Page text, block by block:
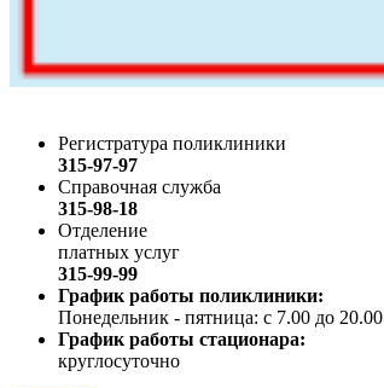
Регистратура поликлиники
315-97-97
Справочная служба
315-98-18
Отделение
платных услуг
315-99-99
График работы поликлиники:
Понедельник - пятница: с 7.00 до 20.00
График работы стационара:
круглосуточно